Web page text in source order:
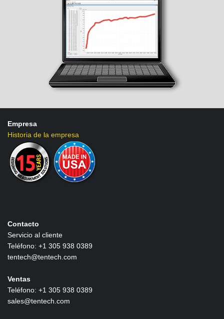
Empresa
Historia de la empresa
Contacto
Servicio al cliente
Teléfono: +1 305 938 0389
tentech@tentech.com
Ventas
Teléfono: +1 305 938 0389
sales@tentech.com